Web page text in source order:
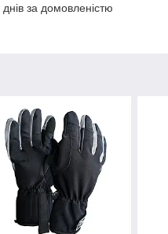
за домовленістю